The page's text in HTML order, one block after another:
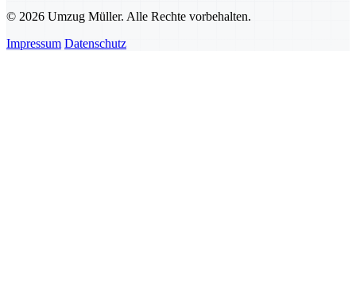
© 2026 Umzug Müller. Alle Rechte vorbehalten.
Impressum Datenschutz